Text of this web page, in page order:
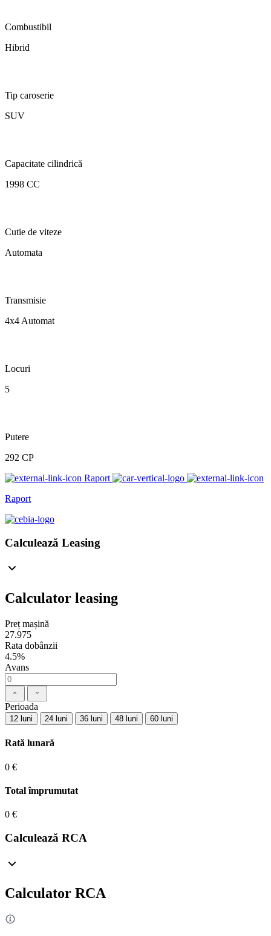
Combustibil
Hibrid
Tip caroserie
SUV
Capacitate cilindrică
1998 CC
Cutie de viteze
Automata
Transmisie
4x4 Automat
Locuri
5
Putere
292 CP
Raport
Raport
Calculează Leasing
Calculator leasing
Preț mașină
27.975
Rata dobânzii
4.5%
Avans
Perioada
12 luni 24 luni 36 luni 48 luni 60 luni
Rată lunară
0 €
Total împrumutat
0 €
Calculează RCA
Calculator RCA